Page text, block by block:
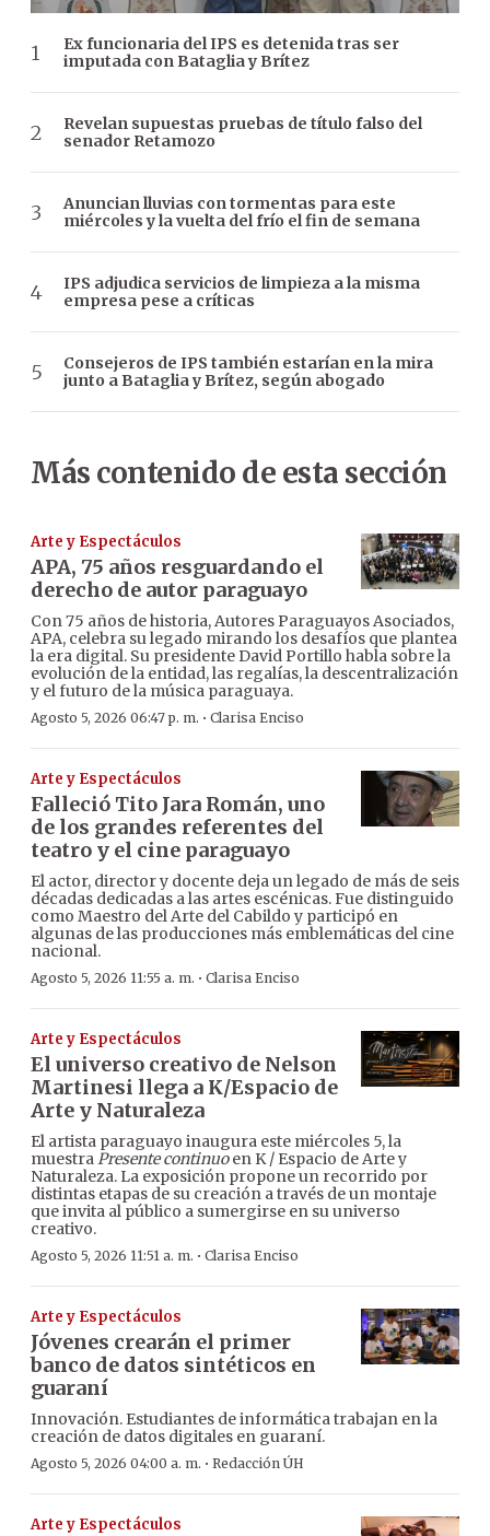
Ex funcionaria del IPS es detenida tras ser
imputada con Bataglia y Brítez
Revelan supuestas pruebas de título falso del
senador Retamozo
Anuncian lluvias con tormentas para este
miércoles y la vuelta del frío el fin de semana
IPS adjudica servicios de limpieza a la misma
empresa pese a críticas
Consejeros de IPS también estarían en la mira
junto a Bataglia y Brítez, según abogado
Más contenido de esta sección
Arte y Espectáculos
APA, 75 años resguardando el
derecho de autor paraguayo
Con 75 años de historia, Autores Paraguayos Asociados,
APA, celebra su legado mirando los desafíos que plantea
la era digital. Su presidente David Portillo habla sobre la
evolución de la entidad, las regalías, la descentralización
y el futuro de la música paraguaya.
Agosto 5, 2026 06:47 p. m. · Clarisa Enciso
Arte y Espectáculos
Falleció Tito Jara Román, uno
de los grandes referentes del
teatro y el cine paraguayo
El actor, director y docente deja un legado de más de seis
décadas dedicadas a las artes escénicas. Fue distinguido
como Maestro del Arte del Cabildo y participó en
algunas de las producciones más emblemáticas del cine
nacional.
Agosto 5, 2026 11:55 a. m. · Clarisa Enciso
Arte y Espectáculos
El universo creativo de Nelson
Martinesi llega a K/Espacio de
Arte y Naturaleza
El artista paraguayo inaugura este miércoles 5, la
muestraPresente continuoen K / Espacio de Arte y
Naturaleza. La exposición propone un recorrido por
distintas etapas de su creación a través de un montaje
que invita al público a sumergirse en su universo
creativo.
Agosto 5, 2026 11:51 a. m. · Clarisa Enciso
Arte y Espectáculos
Jóvenes crearán el primer
banco de datos sintéticos en
guaraní
Innovación. Estudiantes de informática trabajan en la
creación de datos digitales en guaraní.
Agosto 5, 2026 04:00 a. m. · Redacción ÚH
Arte y Espectáculos